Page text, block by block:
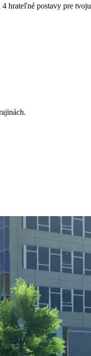
hrateľné postavy pre